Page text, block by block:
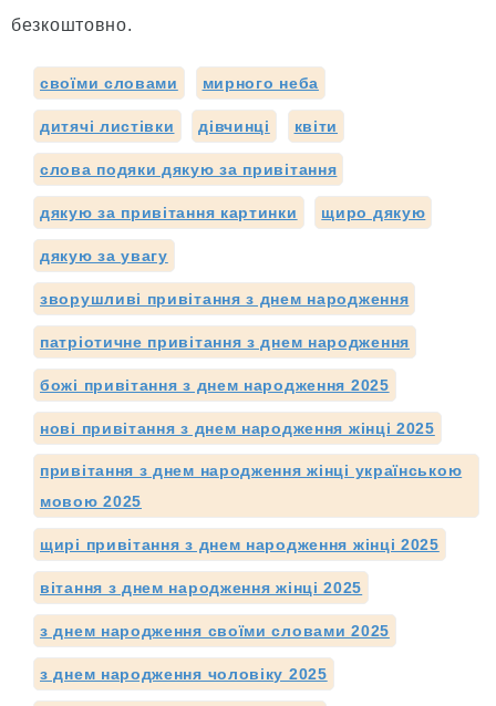
безкоштовно.
своїми словами мирного неба
дитячі листівки дівчинці квіти
слова подяки дякую за привітання
дякую за привітання картинки щиро дякую
дякую за увагу
зворушливі привітання з днем народження
патріотичне привітання з днем народження
божі привітання з днем народження 2025
нові привітання з днем народження жінці 2025
привітання з днем народження жінці українською
мовою 2025
щирі привітання з днем народження жінці 2025
вітання з днем народження жінці 2025
з днем народження своїми словами 2025
з днем народження чоловіку 2025